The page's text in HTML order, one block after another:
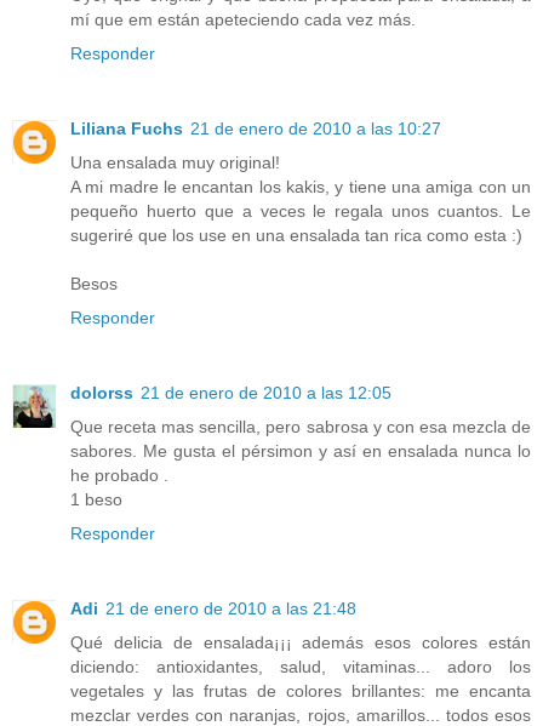
mí que em están apeteciendo cada vez más.
Responder
Liliana Fuchs 21 de enero de 2010 a las 10:27
Una ensalada muy original!
A mi madre le encantan los kakis, y tiene una amiga con un
pequeño huerto que a veces le regala unos cuantos. Le
sugeriré que los use en una ensalada tan rica como esta :)
Besos
Responder
dolorss 21 de enero de 2010 a las 12:05
Que receta mas sencilla, pero sabrosa y con esa mezcla de
sabores. Me gusta el pérsimon y así en ensalada nunca lo
he probado .
1 beso
Responder
Adi 21 de enero de 2010 a las 21:48
Qué delicia de ensalada¡¡¡ además esos colores están
diciendo: antioxidantes, salud, vitaminas... adoro los
vegetales y las frutas de colores brillantes: me encanta
mezclar verdes con naranjas, rojos, amarillos... todos esos